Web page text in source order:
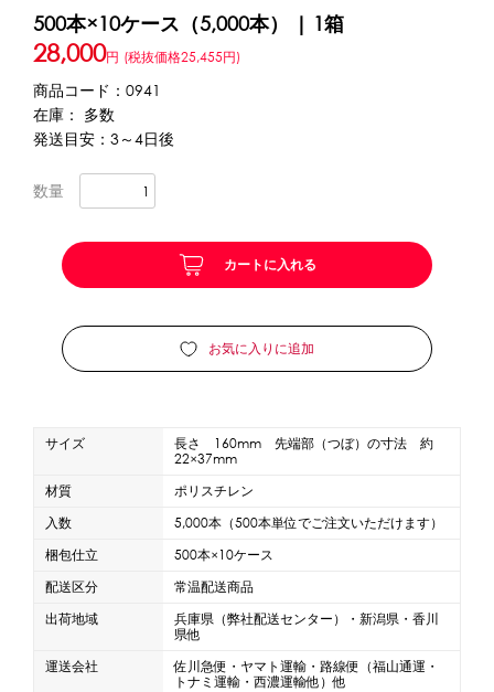
カップ・スプーン
ボウル型カップ
スプーン
スプーンストロー
フローズンドリンク材料
シロップ 冷凍フルーツ
ドリンクカップ・ストロー
ブレンダー・ミキサー
販促
かき氷書籍
500本×10ケース（5,000本） | 1箱
28,000円 (税抜価格25,455円)
商品コード：0941
在庫： 多数
発送目安：3～4日後
数量
カートに入れる
お気に入りに追加
サイズ
長さ 160mm 先端部（つぼ）の寸法 約
22×37mm
材質
ポリスチレン
入数
5,000本（500本単位でご注文いただけます）
梱包仕立
500本×10ケース
配送区分
常温配送商品
出荷地域
兵庫県（弊社配送センター）・新潟県・香川
県他
運送会社
佐川急便・ヤマト運輸・路線便（福山通運・
トナミ運輸・西濃運輸他）他